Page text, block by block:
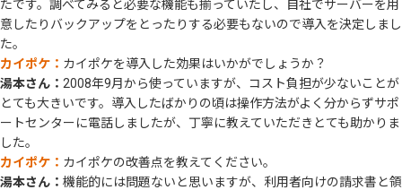
たです。調べてみると必要な機能も揃っていたし、自社でサーバーを用
意したりバックアップをとったりする必要もないので導入を決定しまし
た。
カイポケ： カイポケを導入した効果はいかがでしょうか？
湯本さん： 2008年9月から使っていますが、コスト負担が少ないことが
とても大きいです。導入したばかりの頃は操作方法がよく分からずサポ
ートセンターに電話しましたが、丁寧に教えていただきとても助かりま
した。
カイポケ： カイポケの改善点を教えてください。
湯本さん： 機能的には問題ないと思いますが、利用者向けの請求書と領